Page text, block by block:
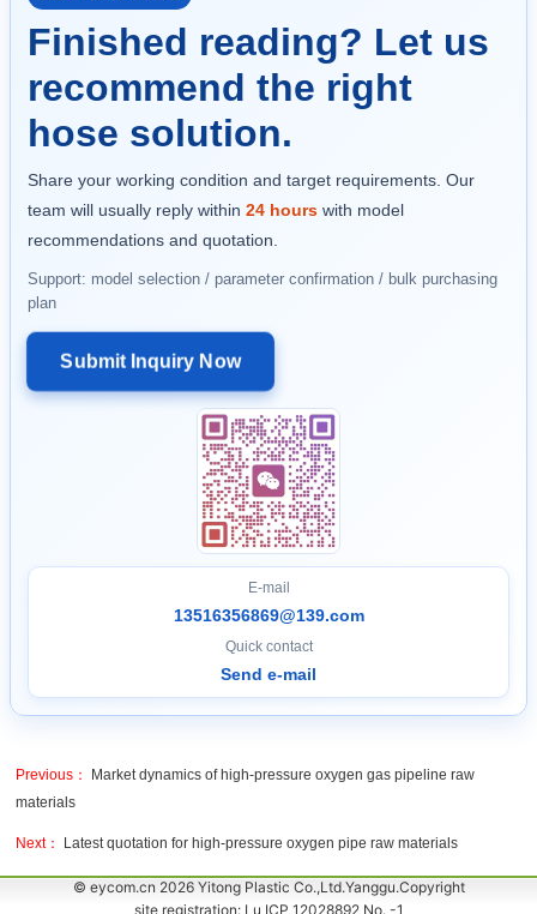
Finished reading? Let us
recommend the right
hose solution.
Share your working condition and target requirements. Our
team will usually reply within 24 hours with model
recommendations and quotation.
Support: model selection / parameter confirmation / bulk purchasing
plan
Submit Inquiry Now
E-mail
13516356869@139.com
Quick contact
Send e-mail
Previous：
Market dynamics of high-pressure oxygen gas pipeline raw
materials
Next： Latest quotation for high-pressure oxygen pipe raw materials
© eycom.cn 2026 Yitong Plastic Co.,Ltd.Yanggu.Copyright
site registration: Lu ICP 12028892 No. -1